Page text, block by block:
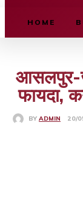
HOME
आसलपुर-
फायदा,
BY ADMIN 20/